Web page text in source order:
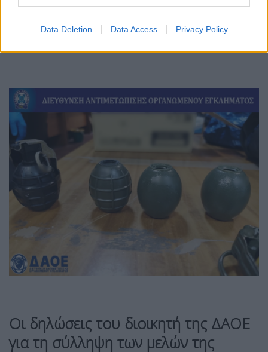
Data Deletion Data Access Privacy Policy
Οι δηλώσεις του διοικητή της ΔΑΟΕ
για τη σύλληψη των μελών της